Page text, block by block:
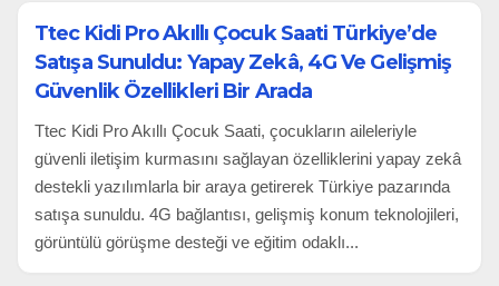
Ttec Kidi Pro Akıllı Çocuk Saati Türkiye’de
Satışa Sunuldu: Yapay Zekâ, 4G Ve Gelişmiş
Güvenlik Özellikleri Bir Arada
Ttec Kidi Pro Akıllı Çocuk Saati, çocukların aileleriyle
güvenli iletişim kurmasını sağlayan özelliklerini yapay zekâ
destekli yazılımlarla bir araya getirerek Türkiye pazarında
satışa sunuldu. 4G bağlantısı, gelişmiş konum teknolojileri,
görüntülü görüşme desteği ve eğitim odaklı...